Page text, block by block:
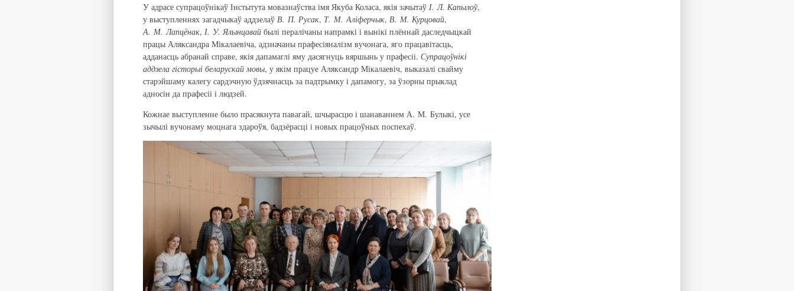
У адрасе супрацоўнікаў Інстытута мовазнаўства імя Якуба Коласа, якія зачытаў І. Л. Капылоў,
у выступленнях загадчыкаў аддзелаў В. П. Русак, Т. М. Аліферчык, В. М. Курцовай,
А. М. Лапцёнак, І. У. Ялынцавай былі пералічаны напрамкі і вынікі плённай даследчыцкай
працы Аляксандра Мікалаевіча, адзначаны прафесіяналізм вучонага, яго працавітасць,
адданасць абранай справе, якія дапамаглі яму дасягнуць вяршынь у прафесіі. Супрацоўнікі
аддзела гісторыі беларускай мовы, у якім працуе Аляксандр Мікалаевіч, выказалі свайму
старэйшаму калегу сардэчную ўдзячнасць за падтрымку і дапамогу, за ўзорны прыклад
адносін да прафесіі і людзей.
Кожнае выступленне было прасякнута павагай, шчырасцю і шанаваннем А. М. Булыкі, усе
зычылі вучонаму моцнага здароўя, бадзёрасці і новых працоўных поспехаў.